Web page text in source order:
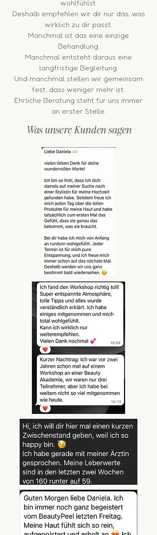
wohlfühlst.
Deshalb empfehlen wir dir nur das, was
wirklich zu dir passt.
Manchmal ist das eine einzige
Behandlung.
Manchmal entsteht daraus eine
langfristige Begleitung.
Und manchmal stellen wir gemeinsam
fest, dass weniger mehr ist.
Ehrliche Beratung steht für uns immer
an erster Stelle.
Was unsere Kunden sagen